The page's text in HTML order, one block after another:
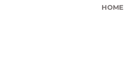
HOME